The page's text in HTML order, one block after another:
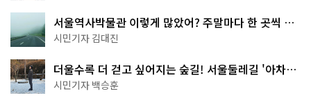
서울역사박물관 이렇게 많았어? 주말마다 한 곳씩 떠
나는 역사 산책
시민기자 김대진
더울수록 더 걷고 싶어지는 숲길! 서울둘레길 '아차산
코스'
시민기자 백승훈